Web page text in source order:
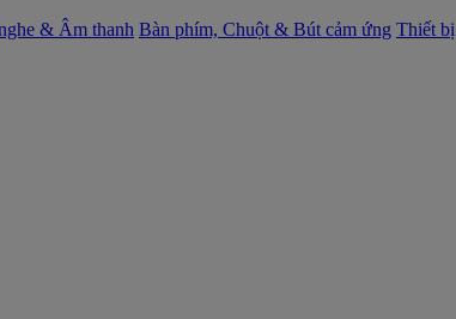
& Âm thanh Bàn phím, Chuột & Bút cảm ứng Thiết